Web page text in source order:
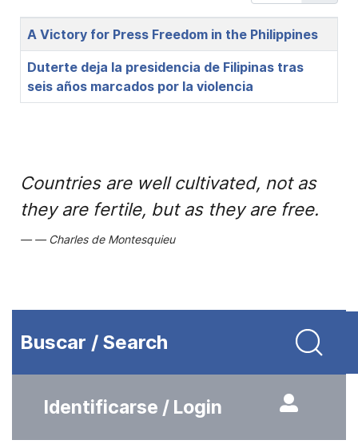
Title
A Victory for Press Freedom in the Philippines
Duterte deja la presidencia de Filipinas tras
seis años marcados por la violencia
Countries are well cultivated, not as
they are fertile, but as they are free.
Charles de Montesquieu
Buscar / Search
Identificarse / Login